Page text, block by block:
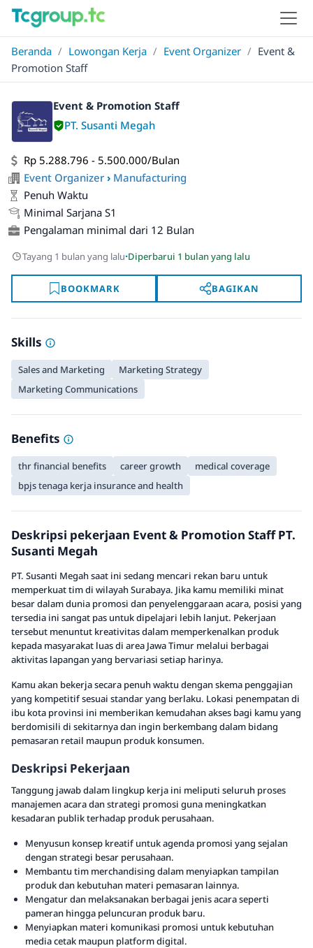
Beranda / Lowongan Kerja / Event Organizer / Event &
Promotion Staff
Event & Promotion Staff
PT. Susanti Megah
Rp 5.288.796 - 5.500.000/Bulan
Event Organizer › Manufacturing
Penuh Waktu
Minimal Sarjana S1
Pengalaman minimal dari 12 Bulan
Tayang 1 bulan yang lalu·Diperbarui 1 bulan yang lalu
BOOKMARK BAGIKAN
Skills
Sales and Marketing
Marketing Strategy
Marketing Communications
Benefits
thr financial benefits career growth
medical coverage
bpjs tenaga kerja insurance and health
Deskripsi pekerjaan Event & Promotion Staff PT.
Susanti Megah
PT. Susanti Megah saat ini sedang mencari rekan baru untuk
memperkuat tim di wilayah Surabaya. Jika kamu memiliki minat
besar dalam dunia promosi dan penyelenggaraan acara, posisi yang
tersedia ini sangat pas untuk dipelajari lebih lanjut. Pekerjaan
tersebut menuntut kreativitas dalam memperkenalkan produk
kepada masyarakat luas di area Jawa Timur melalui berbagai
aktivitas lapangan yang bervariasi setiap harinya.
Kamu akan bekerja secara penuh waktu dengan skema penggajian
yang kompetitif sesuai standar yang berlaku. Lokasi penempatan di
ibu kota provinsi ini memberikan kemudahan akses bagi kamu yang
berdomisili di sekitarnya dan ingin berkembang dalam bidang
pemasaran retail maupun produk konsumen.
Deskripsi Pekerjaan
Tanggung jawab dalam lingkup kerja ini meliputi seluruh proses
manajemen acara dan strategi promosi guna meningkatkan
kesadaran publik terhadap produk perusahaan.
Menyusun konsep kreatif untuk agenda promosi yang sejalan
dengan strategi besar perusahaan.
Membantu tim merchandising dalam menyiapkan tampilan
produk dan kebutuhan materi pemasaran lainnya.
Mengatur dan melaksanakan berbagai jenis acara seperti
pameran hingga peluncuran produk baru.
Menyiapkan materi komunikasi promosi untuk kebutuhan
media cetak maupun platform digital.